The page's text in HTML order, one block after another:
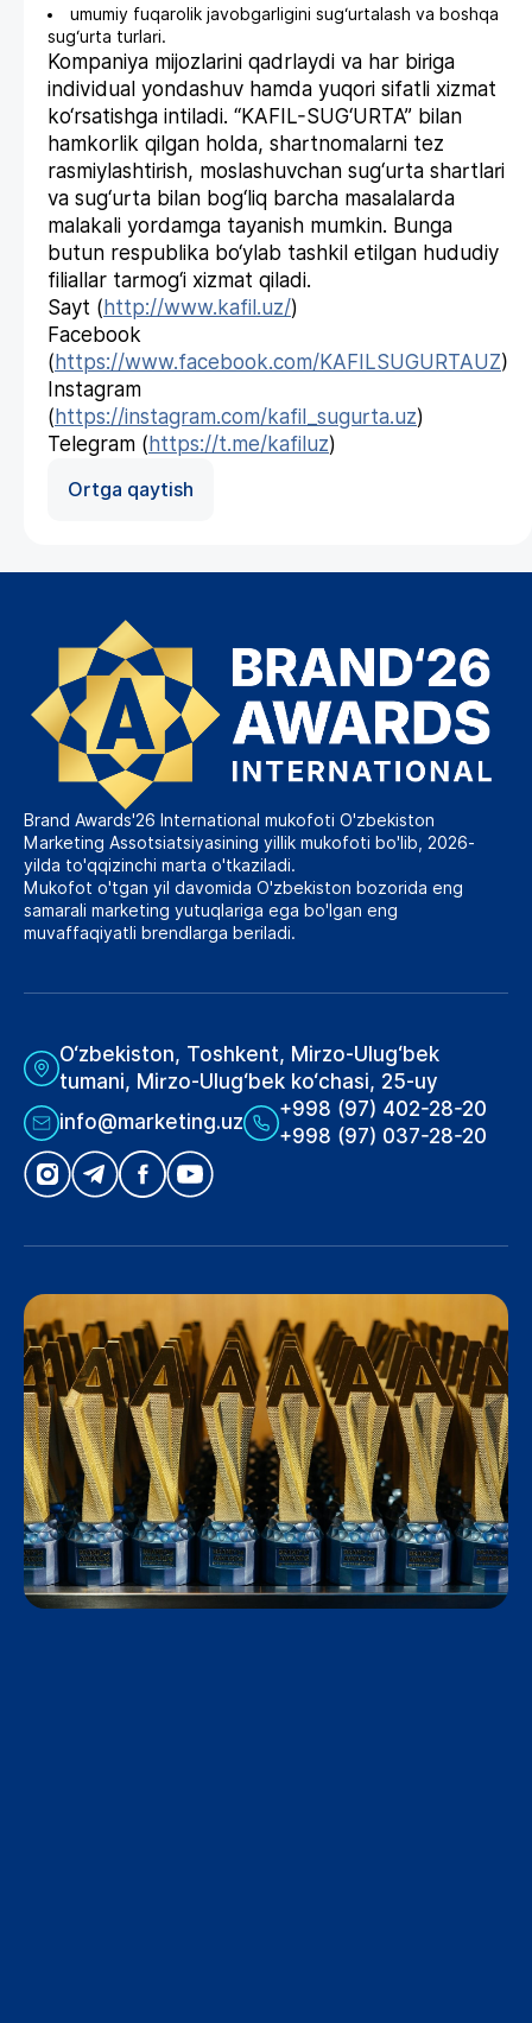
umumiy fuqarolik javobgarligini sug‘urtalash va boshqa
sug‘urta turlari.
Kompaniya mijozlarini qadrlaydi va har biriga
individual yondashuv hamda yuqori sifatli xizmat
ko‘rsatishga intiladi. “KAFIL-SUG‘URTA” bilan
hamkorlik qilgan holda, shartnomalarni tez
rasmiylashtirish, moslashuvchan sug‘urta shartlari
va sug‘urta bilan bog‘liq barcha masalalarda
malakali yordamga tayanish mumkin. Bunga
butun respublika bo‘ylab tashkil etilgan hududiy
filiallar tarmog‘i xizmat qiladi.
Sayt ( http://www.kafil.uz/)
Facebook
( https://www.facebook.com/KAFILSUGURTAUZ)
Instagram
( https://instagram.com/kafil_sugurta.uz)
Telegram ( https://t.me/kafiluz)
Ortga qaytish
Brand Awards'26 International mukofoti O'zbekiston
Marketing Assotsiatsiyasining yillik mukofoti bo'lib, 2026-
yilda to'qqizinchi marta o'tkaziladi.
Mukofot o'tgan yil davomida O'zbekiston bozorida eng
samarali marketing yutuqlariga ega bo'lgan eng
muvaffaqiyatli brendlarga beriladi.
O‘zbekiston, Toshkent, Mirzo-Ulug‘bek
tumani, Mirzo-Ulug‘bek ko‘chasi, 25-uy
info@marketing.uz
+998 (97) 402-28-20
+998 (97) 037-28-20